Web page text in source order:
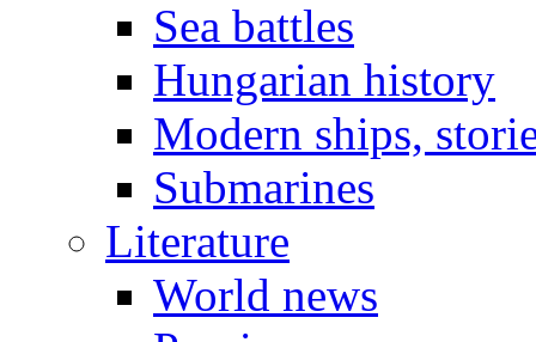
Sea battles
Hungarian history
Modern ships,
Submarines
Literature
World news